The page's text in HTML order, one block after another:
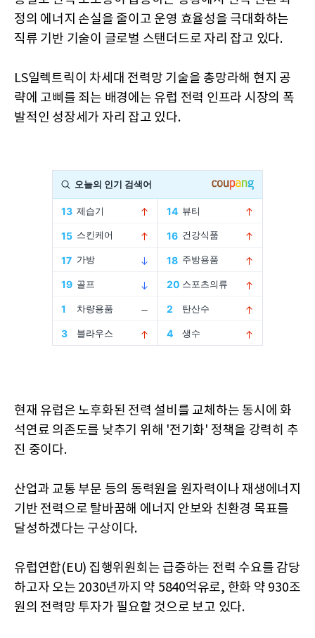
정의 에너지 손실을 줄이고 운영 효율성을 극대화하는
직류 기반 기술이 글로벌 스탠더드로 자리 잡고 있다.
LS일렉트릭이 차세대 전력망 기술을 총망라해 현지 공
략에 고삐를 죄는 배경에는 유럽 전력 인프라 시장의 폭
발적인 성장세가 자리 잡고 있다.
현재 유럽은 노후화된 전력 설비를 교체하는 동시에 화
석연료 의존도를 낮추기 위해 '전기화' 정책을 강력히 추
진 중이다.
산업과 교통 부문 등의 동력원을 원자력이나 재생에너지
기반 전력으로 탈바꿈해 에너지 안보와 친환경 목표를
달성하겠다는 구상이다.
유럽연합(EU) 집행위원회는 급증하는 전력 수요를 감당
하고자 오는 2030년까지 약 5840억유로, 한화 약 930조
원의 전력망 투자가 필요할 것으로 보고 있다.